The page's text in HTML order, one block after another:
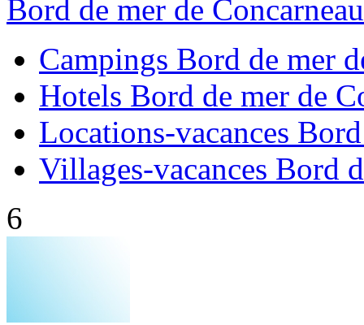
Bord de mer de Concarneau
Campings Bord de mer
Hotels Bord de mer de
Locations-vacances
Villages-vacances Bord
6